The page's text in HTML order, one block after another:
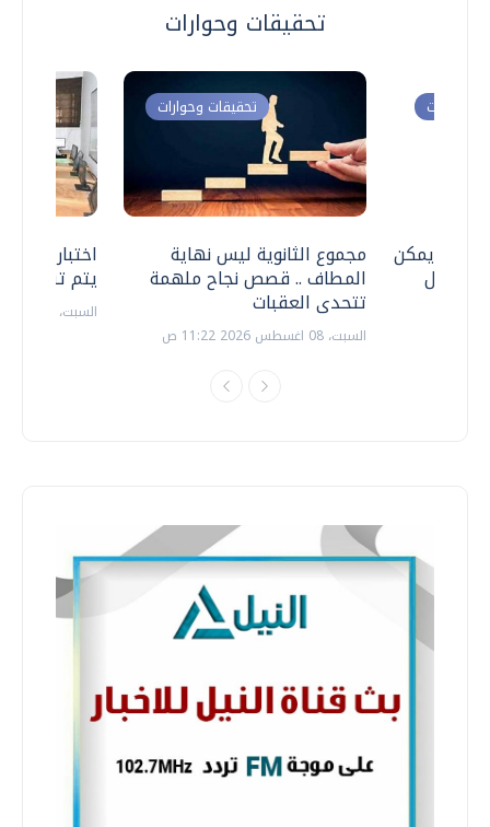
تحقيقات وحوارات
اختبارات
يتم
السبت، 18 يوليو 2026 09:22 ص
تحقيقات وحوارات
مجموع الثانوية ليس نهاية
المطاف .. قصص نجاح ملهمة
تتحدى العقبات
السبت، 08 اغسطس 2026 11:22 ص
وحوارات
.. هل يمكن
نتعامل